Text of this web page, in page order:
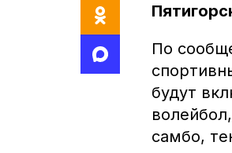
По
будут
самбо,